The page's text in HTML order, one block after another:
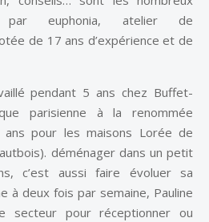
par euphonia, atelier de
de 17 ans d’expérience et de
pendant 5 ans chez Buffet-
parisienne à la renommée
pour les maisons Lorée de
déménager dans un petit
c’est aussi faire évoluer sa
à deux fois par semaine, Pauline
secteur pour réceptionner ou